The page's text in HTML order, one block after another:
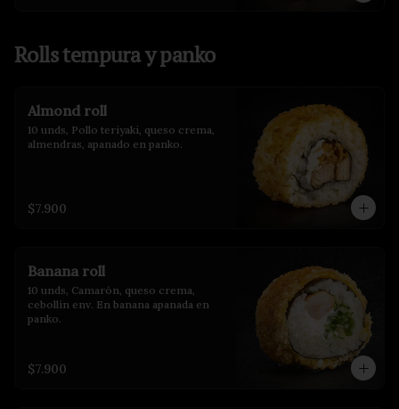
Rolls tempura y panko
Almond roll
10 unds, Pollo teriyaki, queso crema,
almendras, apanado en panko.
$7.900
Banana roll
10 unds, Camarón, queso crema,
cebollín env. En banana apanada en
panko.
$7.900